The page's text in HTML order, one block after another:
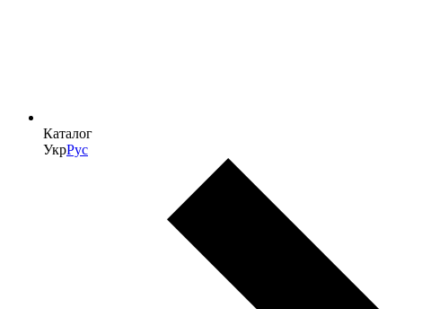
Каталог
УкрРус